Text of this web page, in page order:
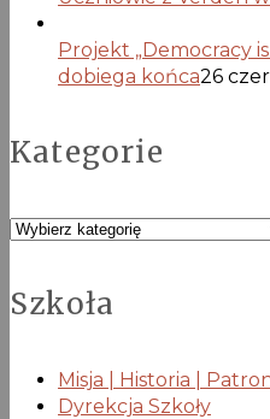
Projekt „Democracy
dobiega końca26
Kategorie
Kategorie
Szkoła
Misja | Historia |
Dyrekcja Szkoły